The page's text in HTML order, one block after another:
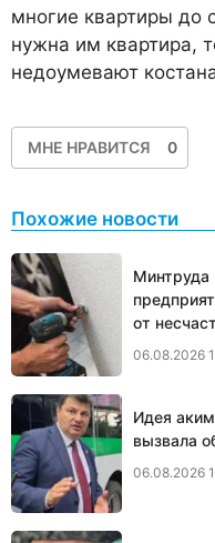
многие квартиры до
нужна им квартира,
недоумевают
МНЕ НРАВИТСЯ 0
Похожие новости
Минтруда
от
06.08.2026
Идея
вызвала
06.08.2026